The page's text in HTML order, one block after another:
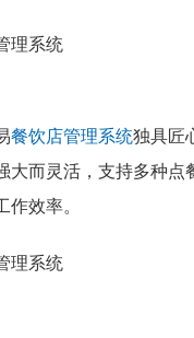
餐饮店管理系统独具匠
大而灵活，支持多种
作效率。